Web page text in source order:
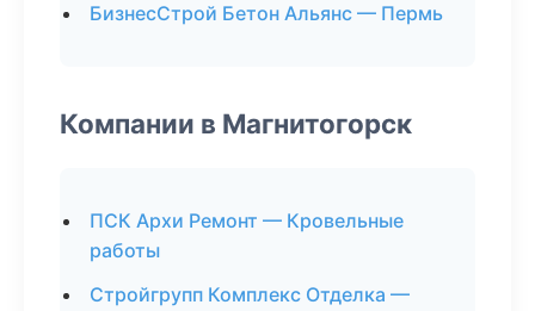
БизнесСтрой Бетон Альянс — Пермь
Компании в Магнитогорск
ПСК Архи Ремонт — Кровельные
работы
Стройгрупп Комплекс Отделка —